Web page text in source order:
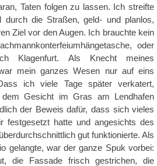
Taten folgen zu lassen. Ich streifte
durch die Straßen, geld- und planlos,
Ziel vor den Augen. Ich brauchte kein
oder
Klagenfurt. Als Knecht meines
mein ganzes Wesen nur auf eins
ich viele Tage später verkatert,
Gesicht im Gras am Lendhafen
der Beweis dafür, dass sich vieles
festgesetzt hatte und angesichts des
gut funktionierte. Als
gelangte, war der ganze Spuk vorbei:
die Fassade frisch gestrichen, die